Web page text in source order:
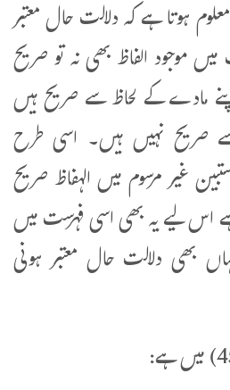
ہوتا ہے کہ دلالت حال معتبر
موجود الفاظ بھی نہ تو صریح
مادے کے لحاظ سے صریح ہیں
صریح نہیں ہیں۔ اسی طرح
غیر مرسوم میں الہفاظ صریح
اس لیے یہ بھی اسی فہرست میں
بھی دلالت حال معتبر ہونی